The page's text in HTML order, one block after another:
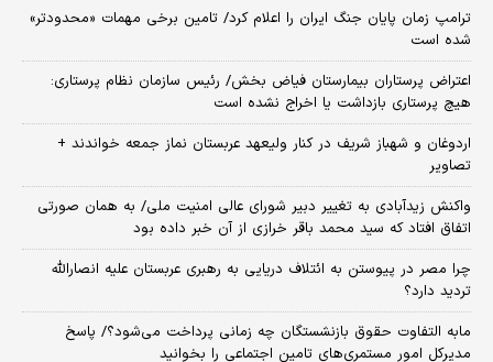
ترامپ زمان پایان جنگ ایران را اعلام کرد/ تامین برخی مهمات «محدودتر»
شده است
اعتراض پرستاران بیمارستان فیاض بخش/ رئیس سازمان نظام پرستاری:
هیچ پرستاری بازداشت یا اخراج نشده است
اردوغان و شهباز شریف در کنار ولیعهد عربستان نماز جمعه خواندند +
تصاویر
واکنش زیدآبادی به تغییر دبیر شورای عالی امنیت ملی/ به همان صورتی
اتفاق افتاد که سید محمد باقر خرازی از آن خبر داده بود
چرا مصر در پیوستن به ائتلاف دریایی به رهبری عربستان علیه انصارالله
تردید دارد؟
مابه التفاوت حقوق بازنشستگان چه زمانی پرداخت می‌شود؟/ پاسخ
مدیرکل امور مستمری‌های تامین اجتماعی را بخوانید